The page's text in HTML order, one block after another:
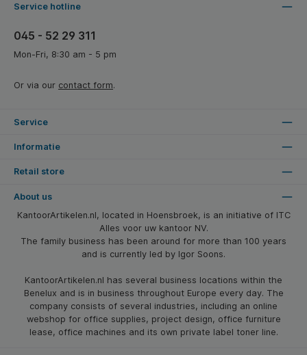
Service hotline
045 - 52 29 311
Mon-Fri, 8:30 am - 5 pm
Or via our contact form.
Service
Informatie
Retail store
About us
KantoorArtikelen.nl, located in Hoensbroek, is an initiative of ITC
Alles voor uw kantoor NV.
The family business has been around for more than 100 years
and is currently led by Igor Soons.
KantoorArtikelen.nl has several business locations within the
Benelux and is in business throughout Europe every day. The
company consists of several industries, including an online
webshop for office supplies, project design, office furniture
lease, office machines and its own private label toner line.